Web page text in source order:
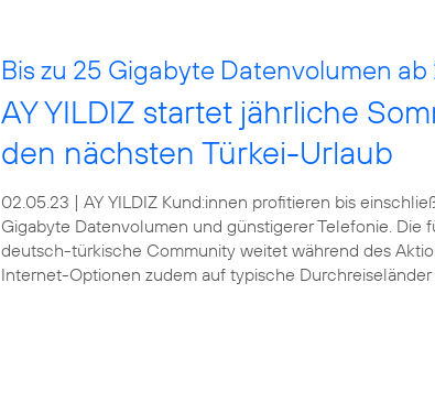
Bis zu 25 Gigabyte Datenvolumen ab
AY YILDIZ startet jährliche
den nächsten Türkei-Urlaub
02.05.23 | AY YILDIZ Kund:innen profitieren bis
Gigabyte Datenvolumen und günstigerer Telefonie. Die
deutsch-türkische Community weitet während des
Internet-Optionen zudem auf typische Durchreiseländer